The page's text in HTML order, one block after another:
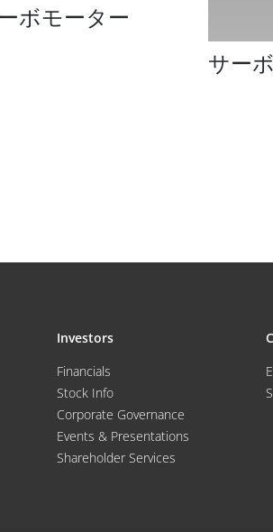
ボモーター
サー
Investors
Financials
Stock Info
Corporate Governance
Events & Presentations
Shareholder Services